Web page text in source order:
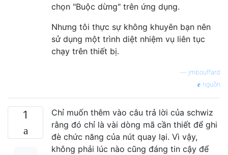
chọn "Buộc dừng" trên ứng dụng.
Nhưng tôi thực sự không khuyên bạn nên
sử dụng một trình diệt nhiệm vụ liên tục
chạy trên thiết bị.
jmbouffard
nguồn
1
Chỉ muốn thêm vào câu trả lời của schwiz
rằng đó chỉ là vài dòng mã cần thiết để ghi
đè chức năng của nút quay lại. Vì vậy,
không phải lúc nào cũng đáng tin cậy để